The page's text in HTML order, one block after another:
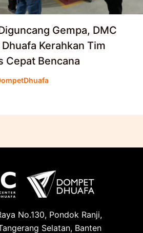
Gempa, DMC
Kerahkan Tim
Cepat Bencana
No.130, Pondok Ranji,
Selatan, Banten